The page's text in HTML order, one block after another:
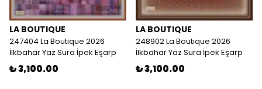
LA BOUTIQUE
247404 La Boutique 2026
İlkbahar Yaz Sura İpek Eşarp
₺ 3,100.00
LA BOUTIQUE
248902 La Boutique 2026
İlkbahar Yaz Sura İpek Eşarp
₺ 3,100.00